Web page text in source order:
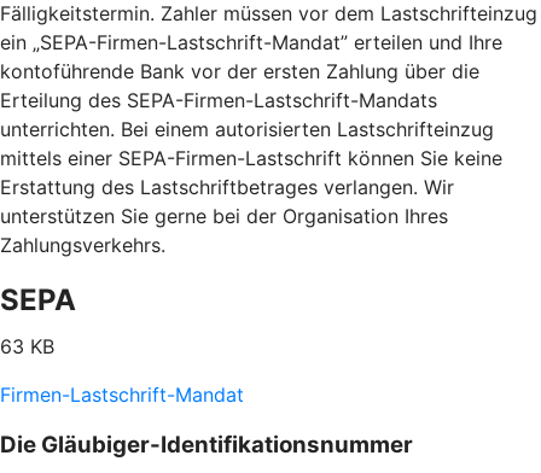
Fälligkeitstermin. Zahler müssen vor dem Lastschrifteinzug
ein „SEPA-Firmen-Lastschrift-Mandat” erteilen und Ihre
kontoführende Bank vor der ersten Zahlung über die
Erteilung des SEPA-Firmen-Lastschrift-Mandats
unterrichten. Bei einem autorisierten Lastschrifteinzug
mittels einer SEPA-Firmen-Lastschrift können Sie keine
Erstattung des Lastschriftbetrages verlangen. Wir
unterstützen Sie gerne bei der Organisation Ihres
Zahlungsverkehrs.
SEPA
63 KB
Firmen-Lastschrift-Mandat
Die Gläubiger-Identifikationsnummer